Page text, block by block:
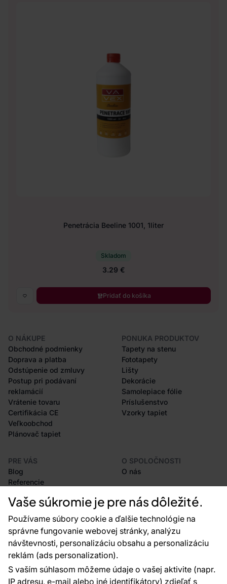
Vaše súkromie je pre nás dôležité.
Používame súbory cookie a ďalšie technológie na
správne fungovanie webovej stránky, analýzu
návštevnosti, personalizáciu obsahu a personalizáciu
reklám (ads personalization).
S vaším súhlasom môžeme údaje o vašej aktivite (napr.
IP adresu, e-mail alebo iné identifikátory) zdieľať s
Penetrácia Beeline 1001, 1liter
Skladom
3.29 €
Pridať do košíka
O NÁKUPE
Obchodné podmienky
Doprava a platba
Odstúpenie od zmluvy
Postup pri podávaní
reklamácií
Vrátenie tovaru
Certifikácia CE
Veľkoobchod
Plánovač tapiet
PONUKA PRODUKTOV
Tapety na stenu
Fototapety
Lišty
Dekorácie
Samolepiace fólie
Príslušenstvo
Vzorky tapiet
PRE VÁS
Blog
Referencie
Rady a tipy
Najčastejšie otázky
O SPOLOČNOSTI
O nás
Kontakty
Sme tu pre vás 24 hodín denne, 7 dní v